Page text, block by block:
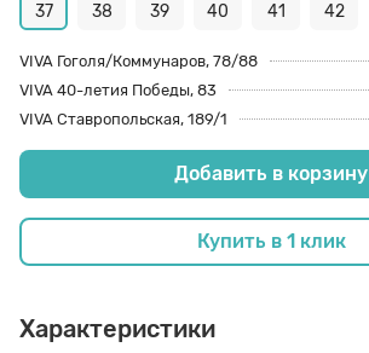
37 38 39 40 41 42
VIVA Гоголя/Коммунаров, 78/88
VIVA 40-летия Победы, 83
VIVA Ставропольская, 189/1
Добавить в корзину
Купить в 1 клик
Характеристики
Пяткоудерживатели
Растяжитель и Очиститель
Салфетки
Стельки